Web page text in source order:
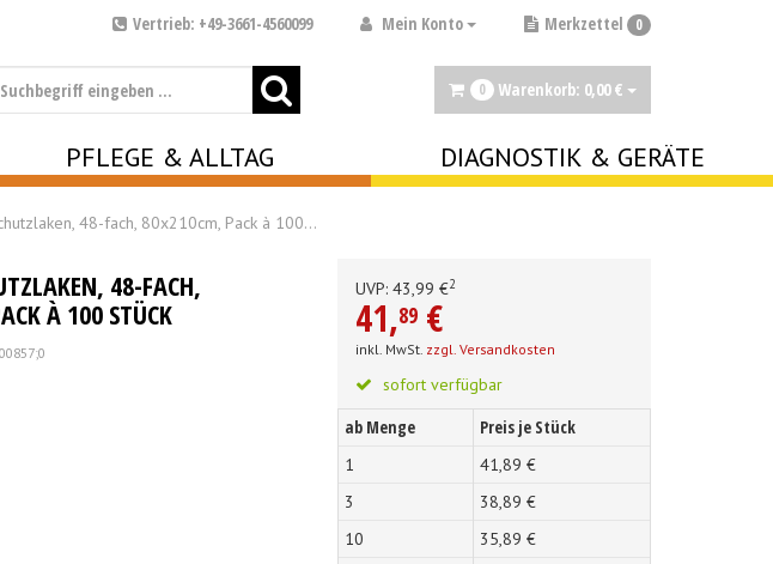
Merkzettel 0
Mein Konto
Vertrieb: +49-3661-4560099
0 Warenkorb: 0,00 €
PFLEGE & ALLTAG DIAGNOSTIK & GERÄTE
48-fach, 80x210cm, Pack à 100…
48-FACH,
À 100 STÜCK
UVP: 43,99 €2
41,89 €
inkl. MwSt. zzgl. Versandkosten
sofort verfügbar
ab Menge Preis je Stück
1 41,89 €
3
38,89 €
10
35,89 €